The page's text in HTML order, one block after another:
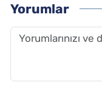
Yorumlar